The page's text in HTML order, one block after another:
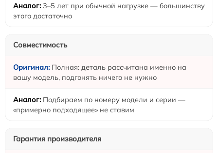
3–5 лет при обычной нагрузке — большинству
этого достаточно
Совместимость
Полная: деталь рассчитана именно на
вашу модель, подгонять ничего не нужно
Подбираем по номеру модели и серии —
«примерно подходящее» не ставим
Гарантия производителя